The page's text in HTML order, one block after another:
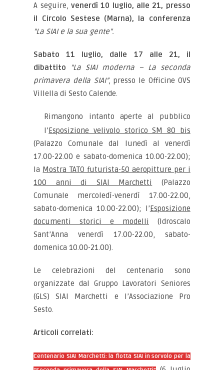
A seguire, venerdì 10 luglio, alle 21, presso
il Circolo Sestese (Marna), la conferenza
“La SIAI e la sua gente”.
Sabato 11 luglio, dalle 17 alle 21, il
dibattito
“La SIAI moderna – La seconda
primavera della SIAI”, presso le Officine OVS
Villella di Sesto Calende.
Rimangono intanto aperte al pubblico
l’Esposizione velivolo storico SM 80 bis
(Palazzo Comunale dal lunedì al venerdì
17.00-22.00 e sabato-domenica 10.00-22.00);
la Mostra TATO futurista-50 aeropitture per i
100 anni di SIAI Marchetti
(Palazzo
Comunale mercoledì-venerdì 17.00-22.00,
sabato-domenica 10.00-22.00); l’Esposizione
documenti storici e modelli
(Idroscalo
Sant’Anna venerdì 17.00-22.00, sabato-
domenica 10.00-21.00).
Le celebrazioni del centenario sono
organizzate dal Gruppo Lavoratori Seniores
(GLS) SIAI Marchetti e l’Associazione Pro
Sesto.
Articoli correlati:
Centenario SIAI Marchetti: la flotta SIAI in sorvolo per la